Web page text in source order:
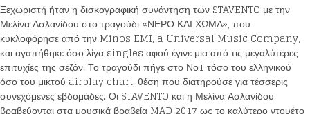
Ξεχωριστή ήταν η δισκογραφική συνάντηση των STAVENTO με την
Μελίνα Ασλανίδου στο τραγούδι «ΝΕΡΟ ΚΑΙ ΧΩΜΑ», που
κυκλοφόρησε από την Minos EMI, a Universal Music Company,
και αγαπήθηκε όσο λίγα singles αφού έγινε μια από τις μεγαλύτερες
επιτυχίες της σεζόν. Το τραγούδι πήγε στο Νο1 τόσο του ελληνικού
όσο του μικτού airplay chart, θέση που διατηρούσε για τέσσερις
συνεχόμενες εβδομάδες. Οι STAVENTO και η Μελίνα Ασλανίδου
βραβεύονται στα μουσικά βραβεία MAD 2017 ως το καλύτερο ντουέτο